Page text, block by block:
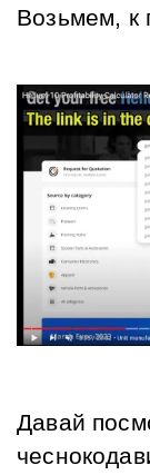
Возьмем, к
Давай